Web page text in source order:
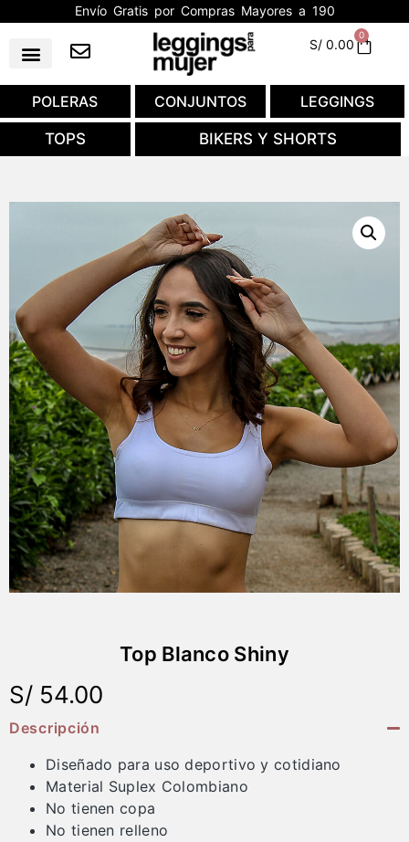
Envío Gratis por Compras Mayores a 190
S/0.00
0
POLERAS CONJUNTOS LEGGINGS
TOPS BIKERS Y SHORTS
Top Blanco Shiny
S/ 54.00
Descripción
Diseñado para uso deportivo y cotidiano
Material Suplex Colombiano
No tienen copa
No tienen relleno